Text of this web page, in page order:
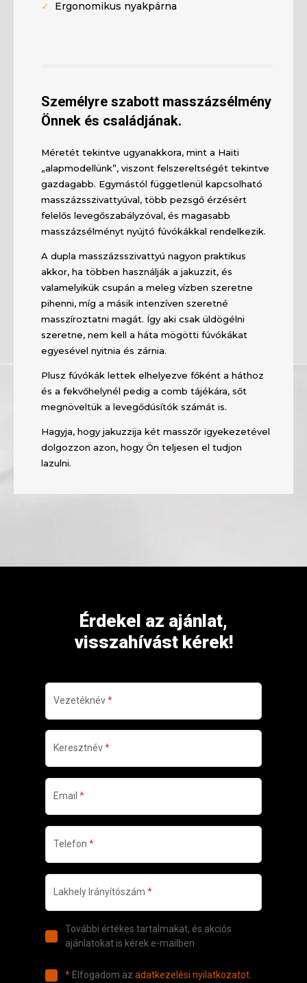
✓ Ergonomikus nyakpárna
Személyre szabott masszázsélmény
Önnek és családjának.
Méretét tekintve ugyanakkora, mint a Haiti
„alapmodellünk”, viszont felszereltségét tekintve
gazdagabb. Egymástól függetlenül kapcsolható
masszázsszivattyúval, több pezsgő érzésért
felelős levegőszabályzóval, és magasabb
masszázsélményt nyújtó fúvókákkal rendelkezik.
A dupla masszázsszivattyú nagyon praktikus
akkor, ha többen használják a jakuzzit, és
valamelyikük csupán a meleg vízben szeretne
pihenni, míg a másik intenzíven szeretné
masszíroztatni magát. Így aki csak üldögélni
szeretne, nem kell a háta mögötti fúvókákat
egyesével nyitnia és zárnia.
Plusz fúvókák lettek elhelyezve főként a háthoz
és a fekvőhelynél pedig a comb tájékára, sőt
megnöveltük a levegődúsítók számát is.
Hagyja, hogy jakuzzija két masszőr igyekezetével
dolgozzon azon, hogy Ön teljesen el tudjon
lazulni.
Érdekel az ajánlat,
visszahívást kérek!